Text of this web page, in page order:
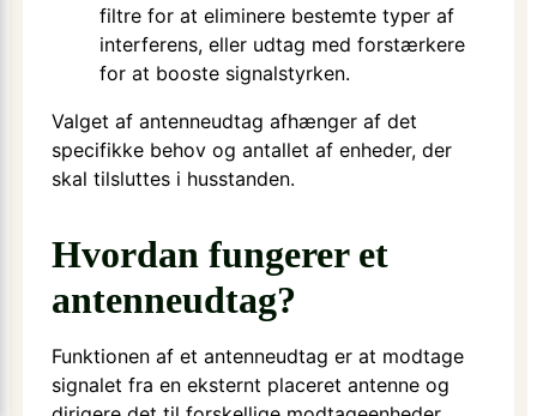
filtre for at eliminere bestemte typer af
interferens, eller udtag med forstærkere
for at booste signalstyrken.
Valget af antenneudtag afhænger af det
specifikke behov og antallet af enheder, der
skal tilsluttes i husstanden.
Hvordan fungerer et
antenneudtag?
Funktionen af et antenneudtag er at modtage
signalet fra en eksternt placeret antenne og